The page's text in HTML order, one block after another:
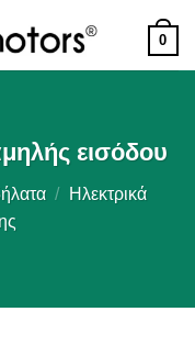
0
εισόδου
/
Ηλεκτρικά